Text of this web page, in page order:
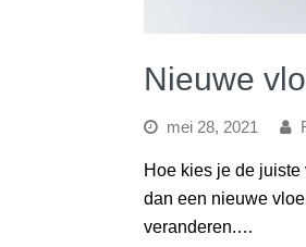
Nieuwe
mei 28, 2021
Hoe kies je de
dan een nieuwe
veranderen.…